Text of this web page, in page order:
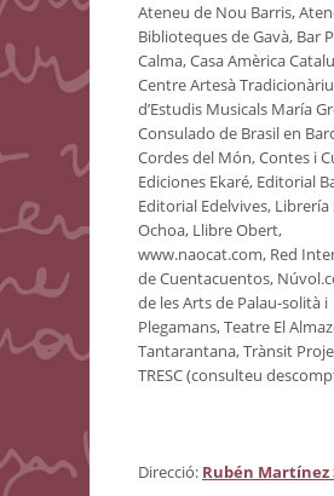
Ateneu de Nou Barris,
Biblioteques de Gavà, Bar
Calma, Casa Amèrica
Centre Artesà
d’Estudis Musicals María
Consulado de Brasil en
Cordes del Món, Contes i
Ediciones Ekaré, Editorial
Editorial Edelvives, Librería
Ochoa, Llibre Obert,
www.naocat.com, Red
de Cuentacuentos,
de les Arts de Palau-solità i
Plegamans, Teatre El
Tantarantana, Trànsit
TRESC (consulteu
Direcció: Rubén Martínez